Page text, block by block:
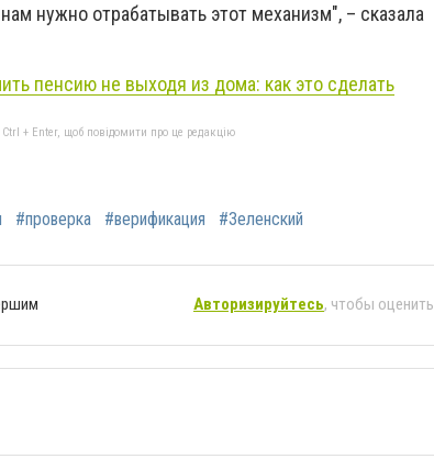
нужно отрабатывать этот механизм", – сказала
пенсию не выходя из дома: как это сделать
+ Enter, щоб повідомити про це редакцію
#проверка #верификация #Зеленский
Авторизируйтесь, чтобы оценить